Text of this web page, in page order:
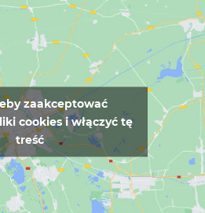
zaakceptować
cookies i włączyć tę
treść